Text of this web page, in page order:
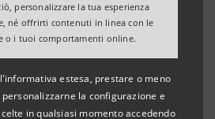
personalizzare la tua esperienza
né offrirti contenuti in linea con le
o i tuoi comportamenti online.
estesa, prestare o meno
la configurazione e
in qualsiasi momento accedendo
8 milioni di euro per
credito per le aziende
alla filiera